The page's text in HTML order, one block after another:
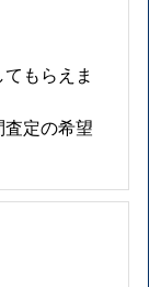
もらえま
定の希望